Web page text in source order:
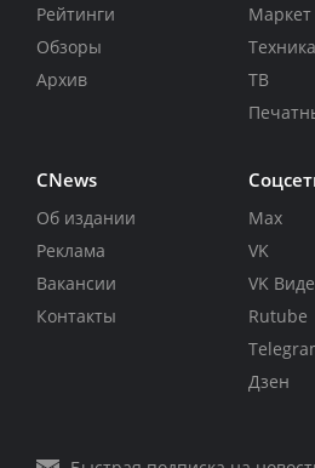
Рейтинги
Обзоры
Архив
Маркет
Техника
ТВ
CNews
Об издании
Реклама
Вакансии
Контакты
Max
VK
VK
Rutube
Дзен